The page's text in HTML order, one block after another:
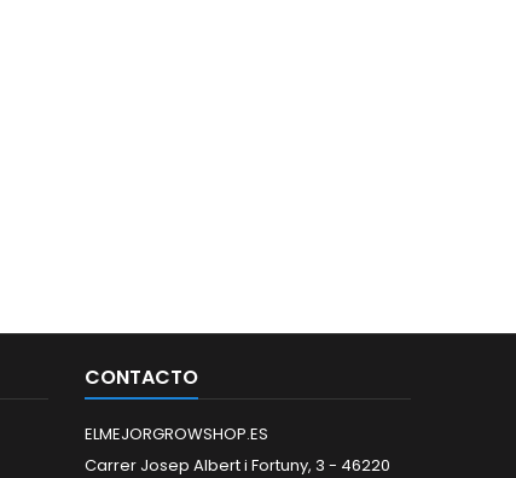
CONTACTO
ELMEJORGROWSHOP.ES
Carrer Josep Albert i Fortuny, 3 - 46220